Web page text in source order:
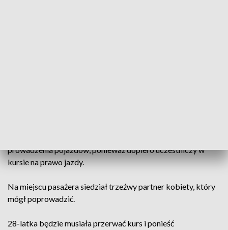
prowadzenia pojazdów, ponieważ dopiero uczestniczy w
kursie na prawo jazdy.
Na miejscu pasażera siedział trzeźwy partner kobiety, który
mógł poprowadzić.
28-latka będzie musiała przerwać kurs i ponieść